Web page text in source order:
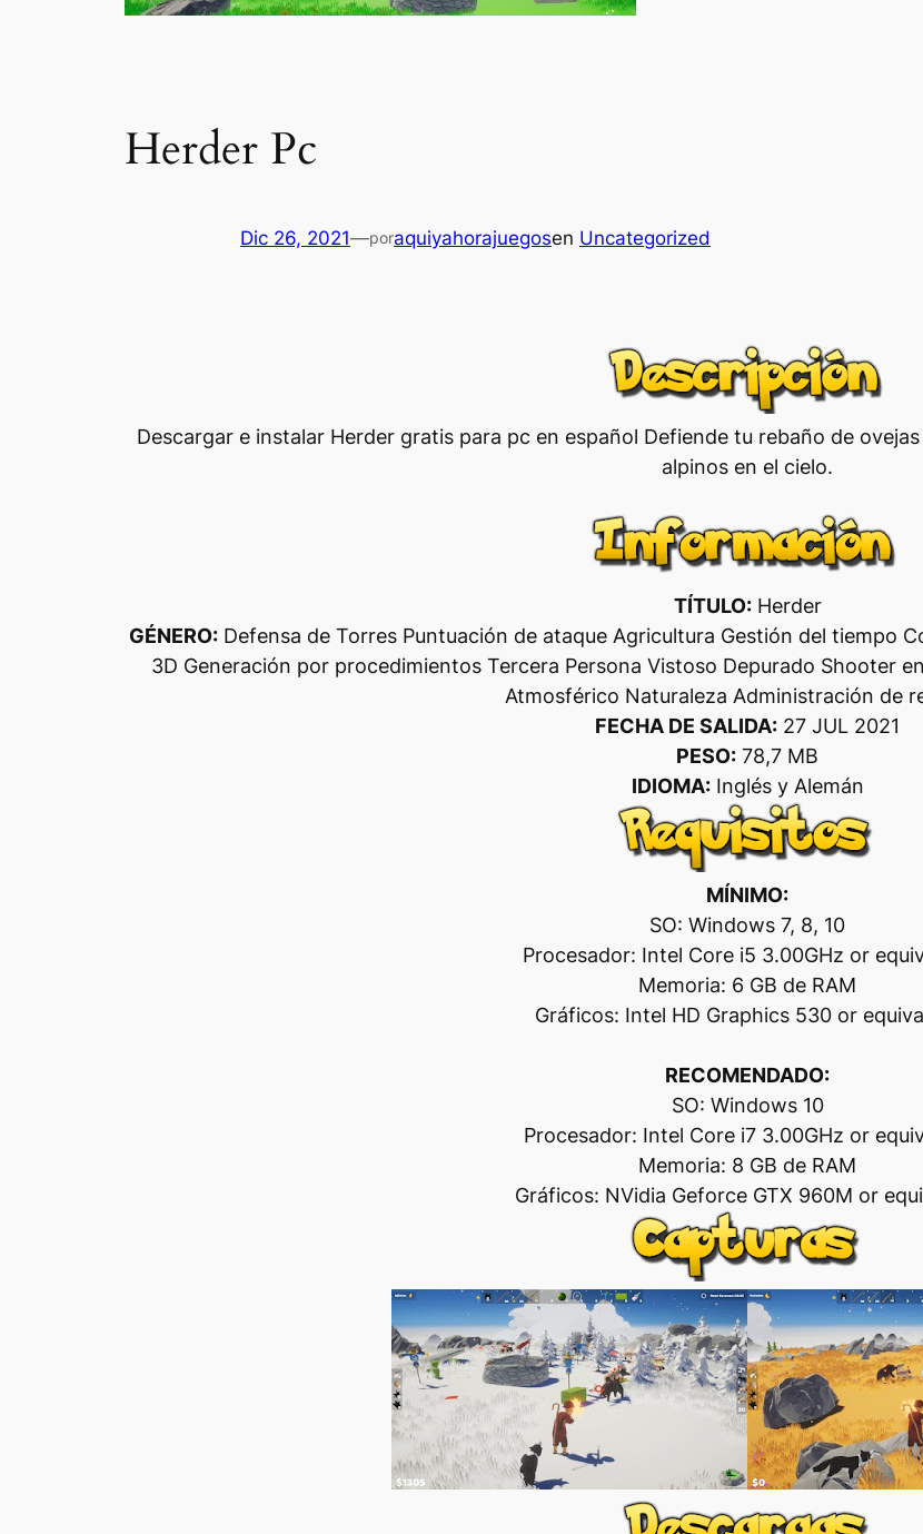
Herder Pc
Dic 26, 2021—poraquiyahorajuegosen Uncategorized
Descargar e instalar Herder gratis para pc en español Defiende tu rebaño de
alpinos en el cielo.
TÍTULO:Herder
GÉNERO:Defensa de Torres Puntuación de ataque Agricultura Gestión del tiempo
3D Generación por procedimientos Tercera Persona Vistoso Depurado Shooter
Atmosférico Naturaleza Administración de
FECHA DE SALIDA: 27 JUL 2021
PESO: 78,7 MB
IDIOMA:Inglés y Alemán
MÍNIMO:
SO: Windows 7, 8, 10
Procesador: Intel Core i5 3.00GHz or
Memoria: 6 GB de RAM
Gráficos: Intel HD Graphics 530 or
RECOMENDADO:
SO: Windows 10
Procesador: Intel Core i7 3.00GHz or
Memoria: 8 GB de RAM
Gráficos: NVidia Geforce GTX 960M or